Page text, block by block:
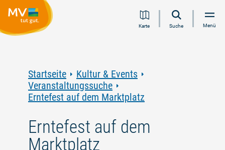
Inhalt
Navigation
Volltextsuche
FooterKarte Suche Menü
Startseite
Kultur & Events
Veranstaltungssuche
Erntefest auf dem Marktplatz
Erntefest auf dem
Marktplatz